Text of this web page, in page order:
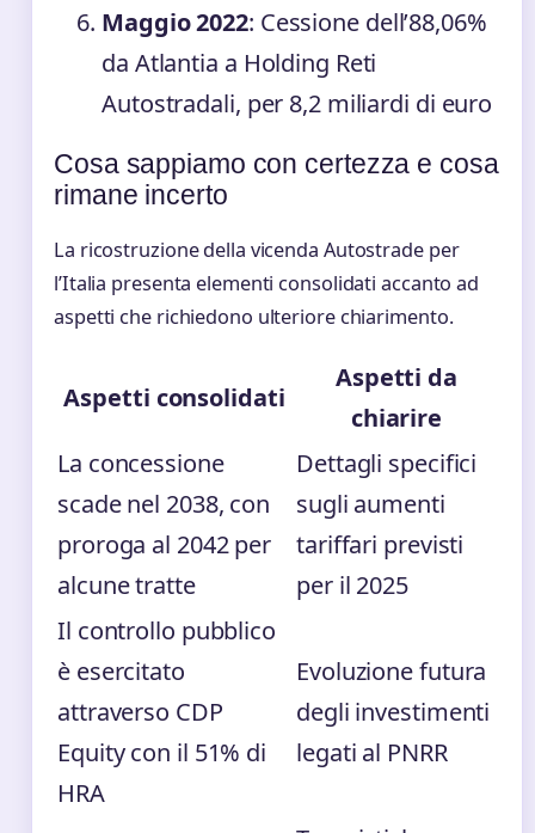
Maggio 2022: Cessione dell’88,06%
da Atlantia a Holding Reti
Autostradali, per 8,2 miliardi di euro
Cosa sappiamo con certezza e cosa
rimane incerto
La ricostruzione della vicenda Autostrade per
l’Italia presenta elementi consolidati accanto ad
aspetti che richiedono ulteriore chiarimento.
Aspetti consolidati
Aspetti da
chiarire
La concessione
scade nel 2038, con
proroga al 2042 per
alcune tratte
Dettagli specifici
sugli aumenti
tariffari previsti
per il 2025
Il controllo pubblico
è esercitato
attraverso CDP
Equity con il 51% di
HRA
Evoluzione futura
degli investimenti
legati al PNRR